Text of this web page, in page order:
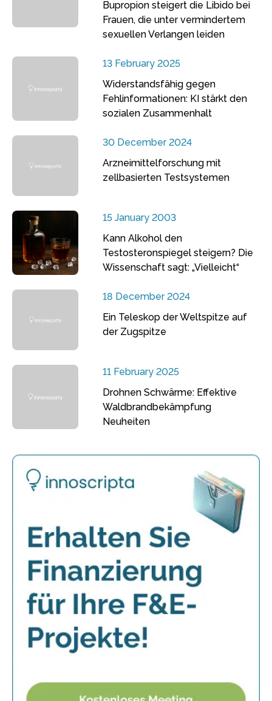
Bupropion steigert die Libido bei
Frauen, die unter vermindertem
sexuellen Verlangen leiden
13 February 2025
Widerstandsfähig gegen
Fehlinformationen: KI stärkt den
sozialen Zusammenhalt
30 December 2024
Arzneimittelforschung mit
zellbasierten Testsystemen
15 January 2003
Kann Alkohol den
Testosteronspiegel steigern? Die
Wissenschaft sagt: „Vielleicht“
18 December 2024
Ein Teleskop der Weltspitze auf
der Zugspitze
11 February 2025
Drohnen Schwärme: Effektive
Waldbrandbekämpfung
Neuheiten